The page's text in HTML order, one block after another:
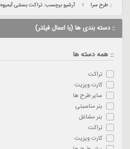
:: طرح سرا آرشیو برچسب: تراکت بستنی آبمیوه
:: دسته بندی ها (با اعمال فیلتر)
:: همه دسته ها
تراکت
کارت ویزیت
سایر طرح ها
بنر مناسبتی
بنر مشاغل
تراکت
کارت ویزیت